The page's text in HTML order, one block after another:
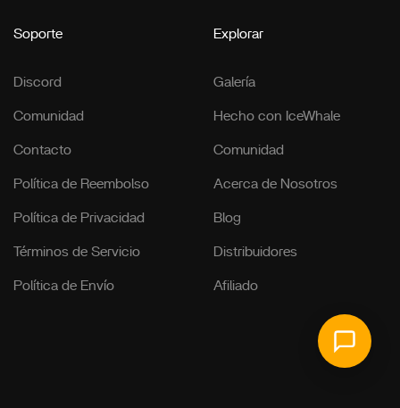
Soporte
Discord
Comunidad
Contacto
Política de Reembolso
Política de Privacidad
Términos de Servicio
Política de Envío
Explorar
Galería
Hecho con IceWhale
Comunidad
Acerca de Nosotros
Blog
Distribuidores
Afiliado